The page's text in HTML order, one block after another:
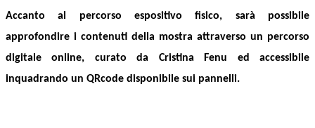
Accanto al percorso espositivo fisico, sarà possibile
approfondire i contenuti della mostra attraverso un percorso
digitale online, curato da Cristina Fenu ed accessibile
inquadrando un QRcode disponibile sui pannelli.